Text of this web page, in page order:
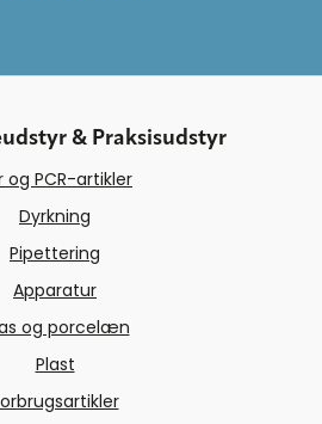
& Praksisudstyr
og PCR-artikler
Dyrkning
Pipettering
Apparatur
og porcelæn
Plast